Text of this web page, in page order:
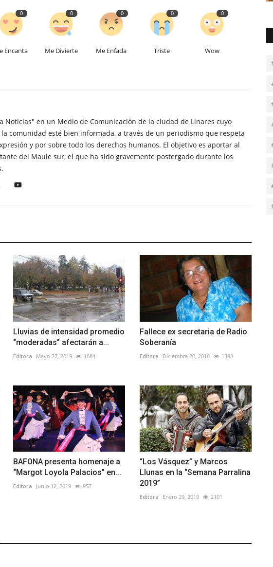
0
Encanta
0
Me Divierte
0
Me Enfada
0
Triste
0
Wow
Noticias" en un Medio de Comunicación de la ciudad de Linares cuyo
comunidad esté bien informada, a través de un periodismo que respeta
y por sobre todo los derechos humanos. El objetivo es aportar al
del Maule sur, el que ha sido gravemente postergado durante los
Lluvias de intensidad promedio
“moderadas” afectarán a...
Editora Mayo 27, 2019 1084
Fallece ex secretaria de Radio
Soberanía
Editora Diciembre 20, 2018 1398
BAFONA presenta homenaje a
“Margot Loyola Palacios” en...
Editora Junio 12, 2019 957
“Los Vásquez” y Marcos
Llunas en la “Semana Parralina
2019”
Editora Enero 29, 2019 2101